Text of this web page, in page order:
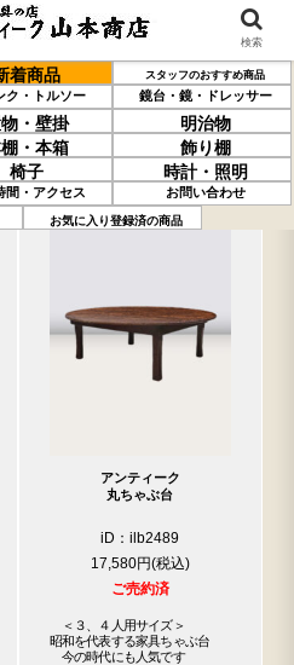
着商品 スタッフのおすすめ商品
ク・トルソー 鏡台・鏡・ドレッサー
・壁掛
明治物
・本箱
飾り棚
椅子 時計・照明
間・アクセス お問い合わせ
お気に入り登録済の商品
売約済の商品を非表示にする
アンティーク
丸ちゃぶ台
iD：ilb2489
17,580円
ご売約済
＜３、４人用サイズ＞
昭和を代表する家具ちゃぶ台
今の時代にも人気です
検索